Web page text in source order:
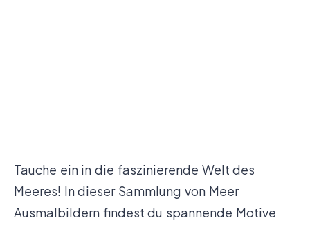
Tauche ein in die faszinierende Welt des
Meeres! In dieser Sammlung von Meer
Ausmalbildern findest du spannende Motive